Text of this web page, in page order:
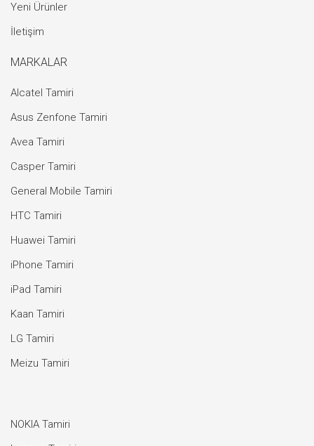
Yeni Ürünler
İletişim
MARKALAR
Alcatel Tamiri
Asus Zenfone Tamiri
Avea Tamiri
Casper Tamiri
General Mobile Tamiri
HTC Tamiri
Huawei Tamiri
iPhone Tamiri
iPad Tamiri
Kaan Tamiri
LG Tamiri
Meizu Tamiri
NOKIA Tamiri